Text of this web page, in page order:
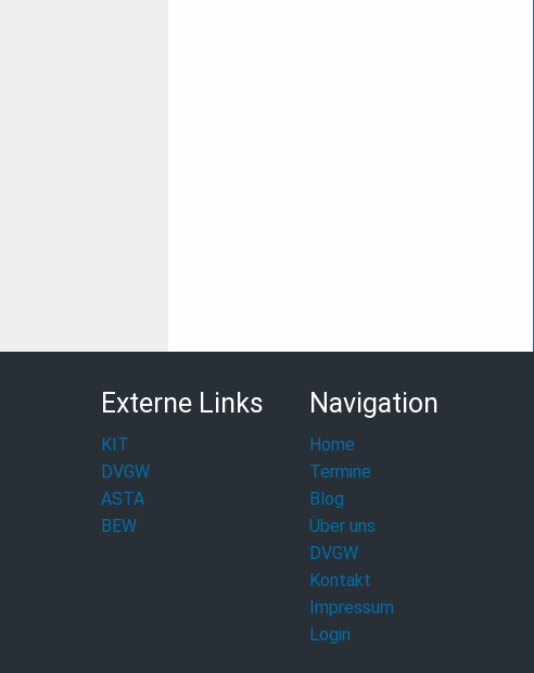
Externe Links
KIT
DVGW
ASTA
BEW
Navigation
Home
Termine
Blog
Über uns
DVGW
Kontakt
Impressum
Login